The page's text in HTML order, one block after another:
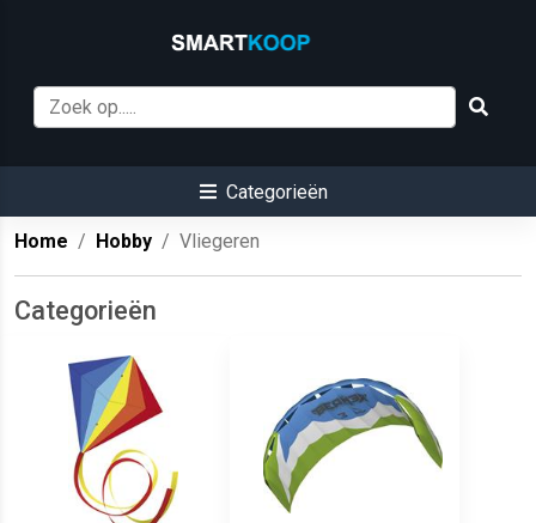
Categorieën
Home Hobby Vliegeren
Categorieën